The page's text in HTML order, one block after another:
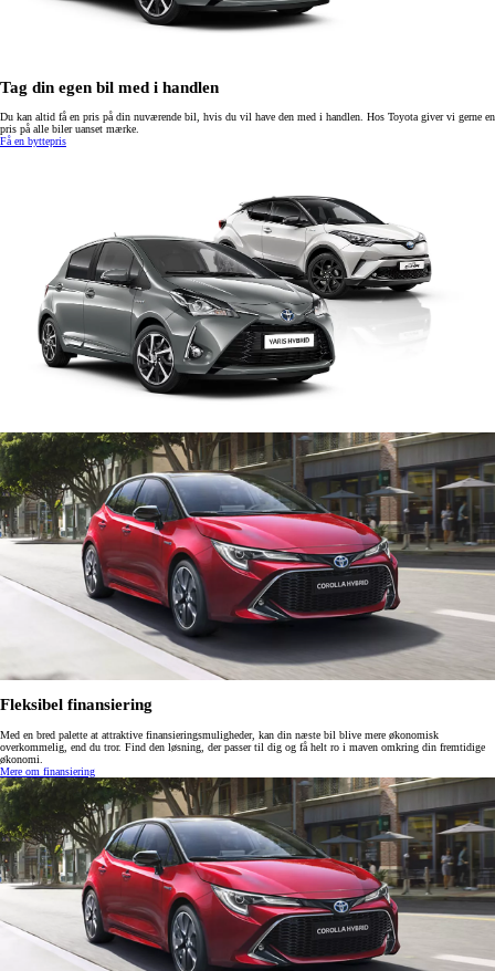
Tag din egen bil med i handlen
Du kan altid få en pris på din nuværende bil, hvis du vil have den med i handlen. Hos Toyota giver vi gerne en
pris på alle biler uanset mærke.
Få en byttepris
Fleksibel finansiering
Med en bred palette at attraktive finansieringsmuligheder, kan din næste bil blive mere økonomisk
overkommelig, end du tror. Find den løsning, der passer til dig og få helt ro i maven omkring din fremtidige
økonomi.
Mere om finansiering